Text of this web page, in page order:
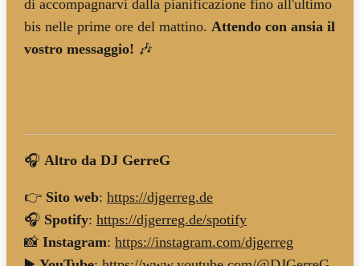
di accompagnarvi dalla pianificazione fino all'ultimo
bis nelle prime ore del mattino. Attendo con ansia il
vostro messaggio! 🎶
🎧 Altro da DJ GerreG
👉 Sito web: https://djgerreg.de
🎧 Spotify: https://djgerreg.de/spotify
📸 Instagram: https://instagram.com/djgerreg